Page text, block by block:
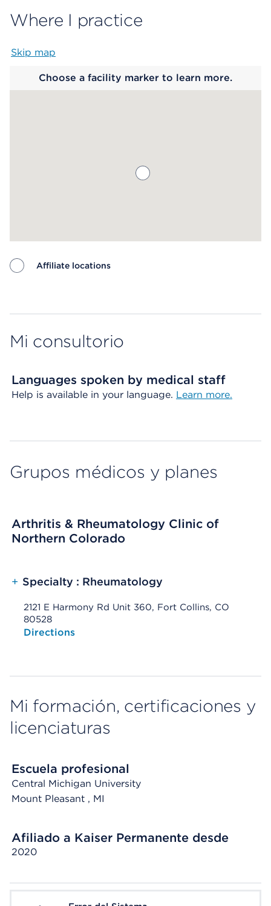
Where I practice
Skip map
Choose a facility marker to learn more.
Affiliate locations
Mi consultorio
Languages spoken by medical staff
Help is available in your language. Learn more.
Grupos médicos y planes
Arthritis & Rheumatology Clinic of
Northern Colorado
+ Specialty : Rheumatology
2121 E Harmony Rd Unit 360, Fort Collins, CO
80528
Opens native map application on mobile devices
Directions
Mi formación, certificaciones y
licenciaturas
Escuela profesional
Central Michigan University
Mount Pleasant , MI
Afiliado a Kaiser Permanente desde
2020